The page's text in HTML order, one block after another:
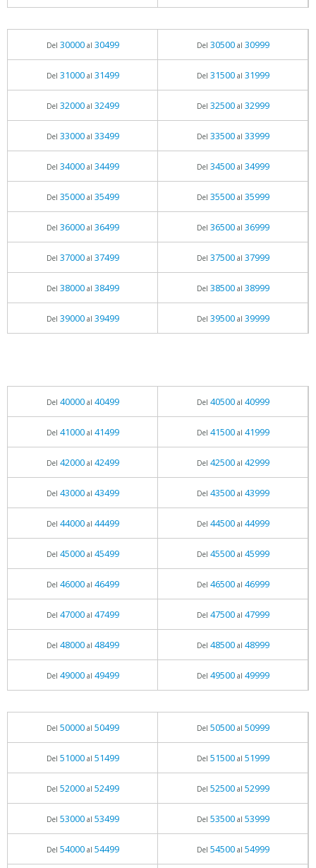
Del 30000al 30499 Del 30500al 30999
Del 31000al 31499 Del 31500al 31999
Del 32000al 32499 Del 32500al 32999
Del 33000al 33499 Del 33500al 33999
Del 34000al 34499 Del 34500al 34999
Del 35000al 35499 Del 35500al 35999
Del 36000al 36499 Del 36500al 36999
Del 37000al 37499 Del 37500al 37999
Del 38000al 38499 Del 38500al 38999
Del 39000al 39499 Del 39500al 39999
Del 40000al 40499 Del 40500al 40999
Del 41000al 41499 Del 41500al 41999
Del 42000al 42499 Del 42500al 42999
Del 43000al 43499 Del 43500al 43999
Del 44000al 44499 Del 44500al 44999
Del 45000al 45499 Del 45500al 45999
Del 46000al 46499 Del 46500al 46999
Del 47000al 47499 Del 47500al 47999
Del 48000al 48499 Del 48500al 48999
Del 49000al 49499 Del 49500al 49999
Del 50000al 50499 Del 50500al 50999
Del 51000al 51499 Del 51500al 51999
Del 52000al 52499 Del 52500al 52999
Del 53000al 53499 Del 53500al 53999
Del 54000al 54499 Del 54500al 54999